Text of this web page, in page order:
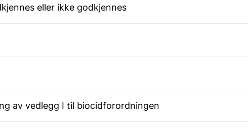
eller ikke godkjennes
av vedlegg I til biocidforordningen